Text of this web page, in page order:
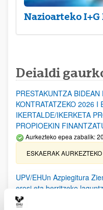
Nazioarteko
Deialdi
PRESTAKUNTZA
KONTRATATZEKO 2026 I
IKERTALDE/IKERKETA
PROPIOEKIN
Aurkezteko epea zabalik:
ESKAERAK
UPV/EHUn Azpiegitura
erosi eta berritzeko